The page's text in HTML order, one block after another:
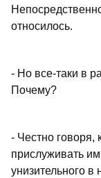
относилось.
- Но все-таки в
Почему?
- Честно говоря,
прислуживать
унизительного